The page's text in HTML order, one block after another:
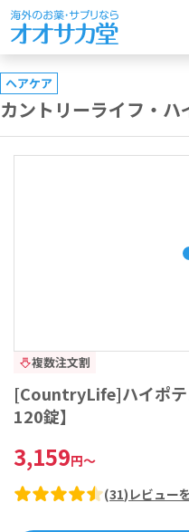
ヘアケア
カントリーライフ・
複数注文割
[CountryLife]ハイポテ
120錠】
3,159円～
(31) レビュー